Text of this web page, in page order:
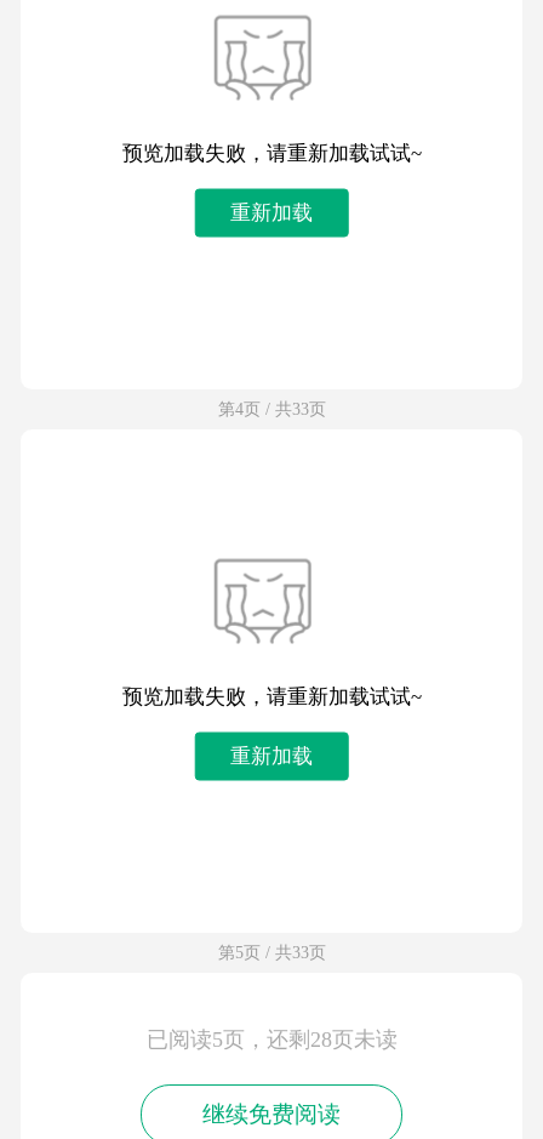
预览加载失败，请重新加载试试~
重新加载
第4页 / 共33页
预览加载失败，请重新加载试试~
重新加载
第5页 / 共33页
已阅读5页，还剩28页未读
继续免费阅读